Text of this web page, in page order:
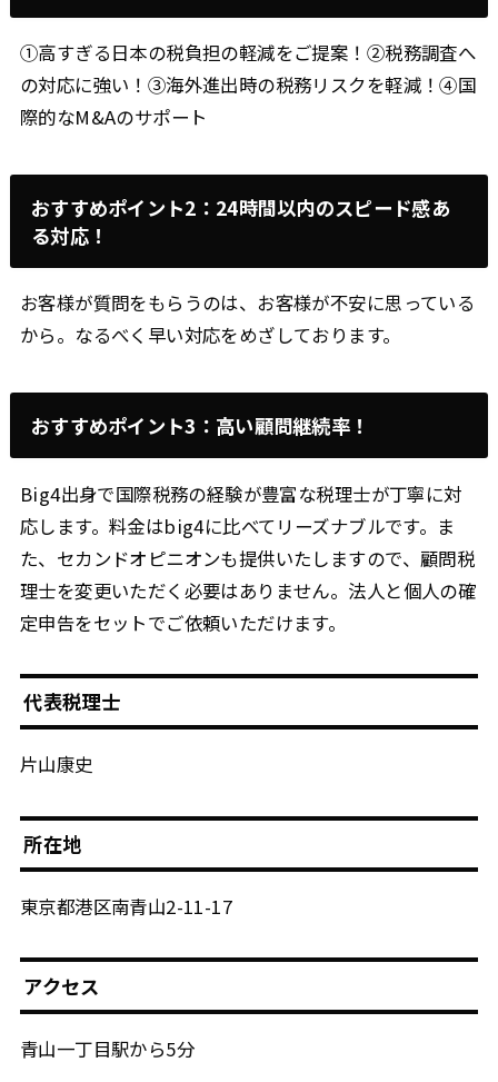
①高すぎる日本の税負担の軽減をご提案！②税務調査へ
の対応に強い！③海外進出時の税務リスクを軽減！④国
際的なM&Aのサポート
おすすめポイント2：24時間以内のスピード感あ
る対応！
お客様が質問をもらうのは、お客様が不安に思っている
から。なるべく早い対応をめざしております。
おすすめポイント3：高い顧問継続率！
Big4出身で国際税務の経験が豊富な税理士が丁寧に対
応します。料金はbig4に比べてリーズナブルです。ま
た、セカンドオピニオンも提供いたしますので、顧問税
理士を変更いただく必要はありません。法人と個人の確
定申告をセットでご依頼いただけます。
代表税理士
片山康史
所在地
東京都港区南青山2-11-17
アクセス
青山一丁目駅から5分